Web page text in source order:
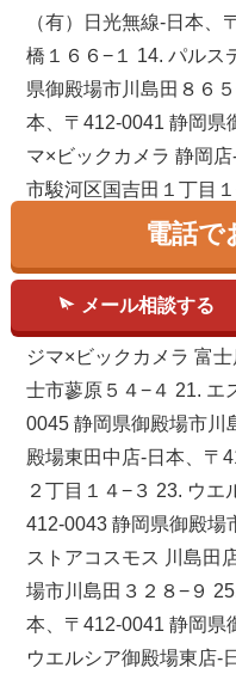
（有）日光無線-日本
橋１６６−１ 14. パルス
県御殿場市川島田８６
本、〒412-0041 静岡県
マ×ビックカメラ 静岡
市駿河区国吉田１丁目
412-0023 静岡県御殿場
18. Panasonic shop 田
県御殿場市中山８８４−
本、〒410-1118 静岡県
ジマ×ビックカメラ 富
士市蓼原５４−４ 21. エ
0045 静岡県御殿場市川
殿場東田中店-日本、〒
２丁目１４−３ 23. ウエ
412-0043 静岡県御殿場
ストアコスモス 川島田
場市川島田３２８−９
本、〒412-0041 静岡県
ウエルシア御殿場東店-
電話で
メール相談する